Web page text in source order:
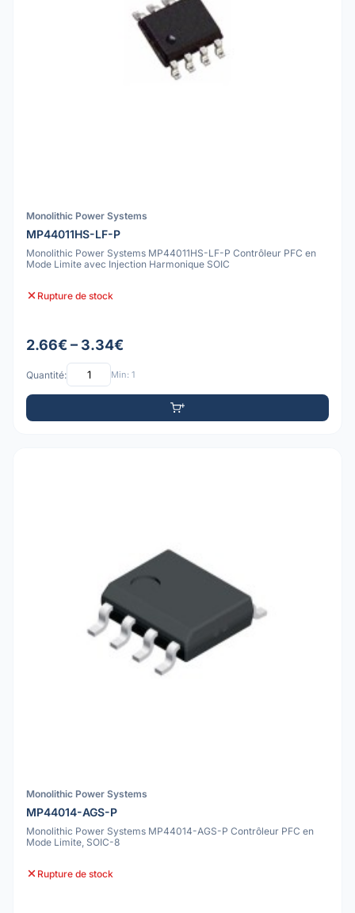
Monolithic Power Systems
MP44011HS-LF-P
Monolithic Power Systems MP44011HS-LF-P Contrôleur PFC en
Mode Limite avec Injection Harmonique SOIC
Rupture de stock
2.66€ – 3.34€
Quantité: Min: 1
Monolithic Power Systems
MP44014-AGS-P
Monolithic Power Systems MP44014-AGS-P Contrôleur PFC en
Mode Limite, SOIC-8
Rupture de stock